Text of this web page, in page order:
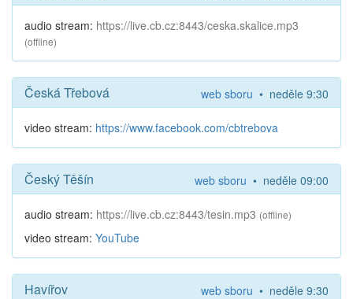
audio stream: https://live.cb.cz:8443/ceska.skalice.mp3
(offline)
web sboru • neděle 9:30
Česká Třebová
video stream: https://www.facebook.com/cbtrebova
web sboru • neděle 09:00
Český Těšín
audio stream: https://live.cb.cz:8443/tesin.mp3 (offline)
video stream: YouTube
web sboru • neděle 9:30
Havířov